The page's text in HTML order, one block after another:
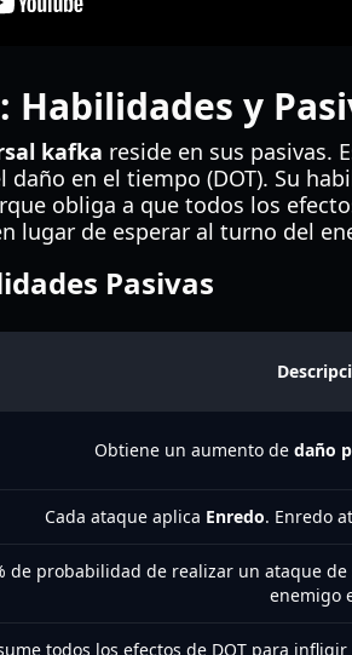
Habilidades y
kafka reside en sus pasivas.
en el tiempo (DOT). Su
obliga a que todos los
lugar de esperar al turno del
Pasivas
Obtiene un aumento de daño
Cada ataque aplica Enredo. Enredo
de probabilidad de realizar un ataque
enemigo
todos los efectos de DOT para infligir